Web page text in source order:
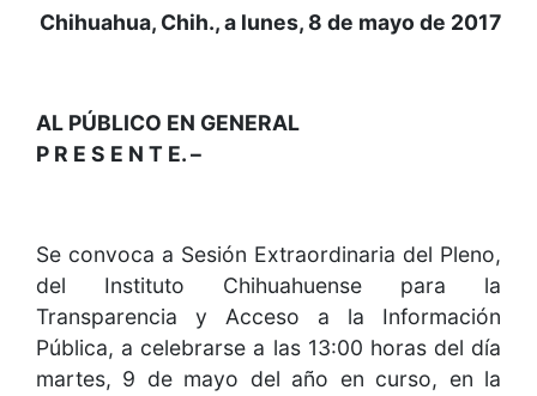
Chihuahua, Chih., a lunes, 8 de mayo de 2017
AL PÚBLICO EN GENERAL
P R E S E N T E. –
Se convoca a Sesión Extraordinaria del Pleno,
del Instituto Chihuahuense para la
Transparencia y Acceso a la Información
Pública, a celebrarse a las 13:00 horas del día
martes, 9 de mayo del año en curso, en la